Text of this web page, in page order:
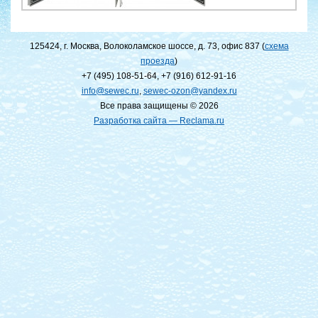
125424, г. Москва, Волоколамское шоссе, д. 73, офис 837 (схема
проезда)
+7 (495) 108-51-64, +7 (916) 612-91-16
info@sewec.ru, sewec-ozon@yandex.ru
Все права защищены © 2026
Разработка сайта — Reclama.ru